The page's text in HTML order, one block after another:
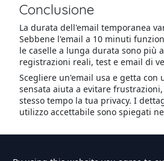
Conclusione
La durata dell'email temporanea
Sebbene l'email a 10 minuti
le caselle a lunga durata sono più
registrazioni reali, test e email di
Scegliere un'email usa e getta con
sensata aiuta a evitare
stesso tempo la tua privacy. I
utilizzo accettabile sono spiegati